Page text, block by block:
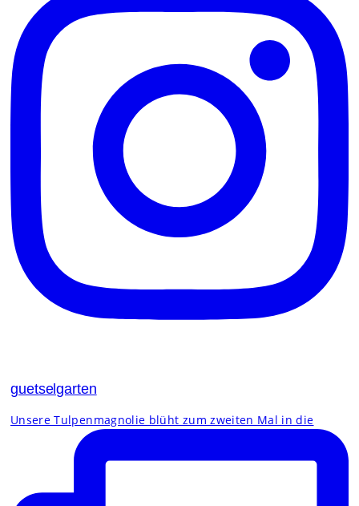
guetselgarten
Unsere Tulpenmagnolie blüht zum zweiten Mal in die